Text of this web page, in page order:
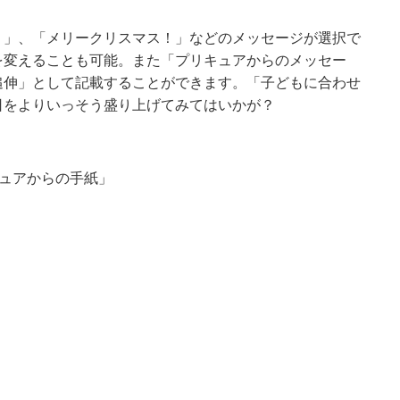
、「メリークリスマス！」などのメッセージが選択で
えることも可能。また「プリキュアからのメッセー
」として記載することができます。「子どもに合わせ
よりいっそう盛り上げてみてはいかが？
アからの手紙」